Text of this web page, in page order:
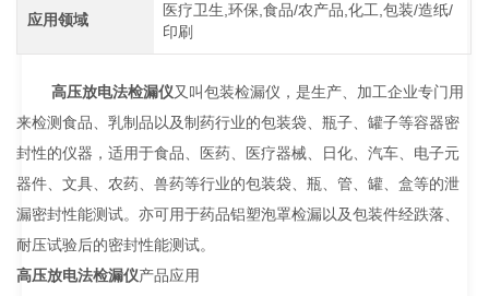
应用领域
医疗卫生,环保,食品/农产品,化工,包装/造纸/
印刷
高压放电法检漏仪又叫包装检漏仪，是生产、加工企业专门用
来检测食品、乳制品以及制药行业的包装袋、瓶子、罐子等容器密
封性的仪器，适用于食品、医药、医疗器械、日化、汽车、电子元
器件、文具、农药、兽药等行业的包装袋、瓶、管、罐、盒等的泄
漏密封性能测试。亦可用于药品铝塑泡罩检漏以及包装件经跌落、
耐压试验后的密封性能测试。
高压放电法检漏仪产品应用